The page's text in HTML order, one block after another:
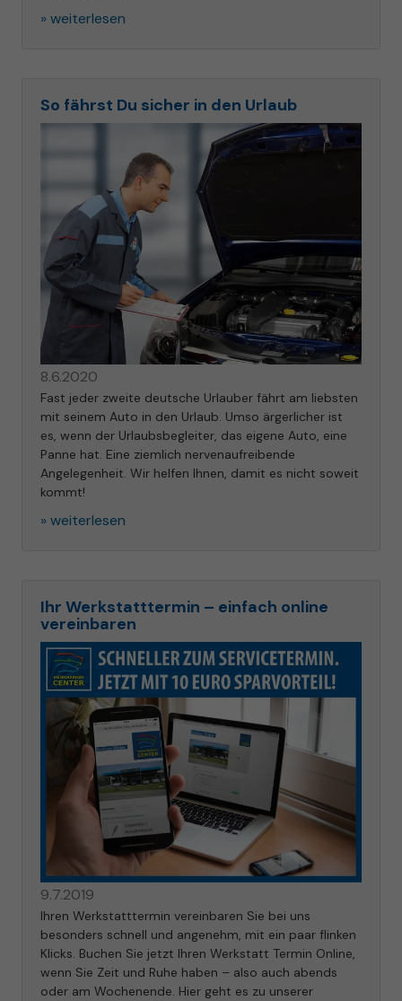
» weiterlesen
So fährst Du sicher in den Urlaub
8.6.2020
Fast jeder zweite deutsche Urlauber fährt am liebsten
mit seinem Auto in den Urlaub. Umso ärgerlicher ist
es, wenn der Urlaubsbegleiter, das eigene Auto, eine
Panne hat. Eine ziemlich nervenaufreibende
Angelegenheit. Wir helfen Ihnen, damit es nicht soweit
kommt!
» weiterlesen
Ihr Werkstatttermin – einfach online
vereinbaren
9.7.2019
Ihren Werkstatttermin vereinbaren Sie bei uns
besonders schnell und angenehm, mit ein paar flinken
Klicks. Buchen Sie jetzt Ihren Werkstatt Termin Online,
wenn Sie Zeit und Ruhe haben – also auch abends
oder am Wochenende. Hier geht es zu unserer